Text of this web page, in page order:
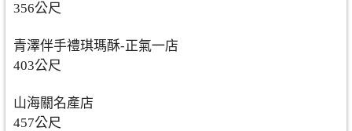
356公尺
青澤伴手禮琪瑪酥-正氣一店
403公尺
山海關名產店
457公尺